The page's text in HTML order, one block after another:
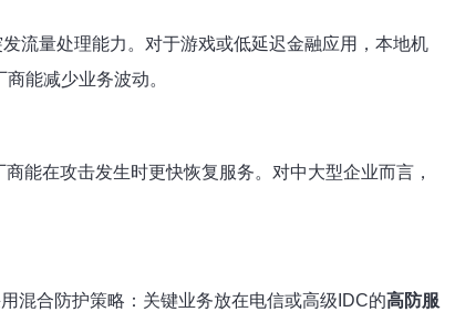
流量处理能力。对于游戏或低延迟金融应用，本地机
能减少业务波动。
能在攻击发生时更快恢复服务。对中大型企业而言，
混合防护策略：关键业务放在电信或高级IDC的高防服